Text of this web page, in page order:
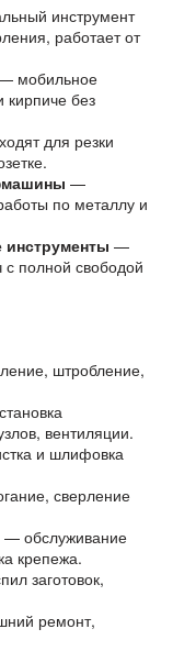
инструмент
работает от
мобильное
кирпиче без
для резки
—
по металлу и
—
полной свободой
штробление,
вентиляции.
и шлифовка
сверление
— обслуживание
крепежа.
заготовок,
ремонт,